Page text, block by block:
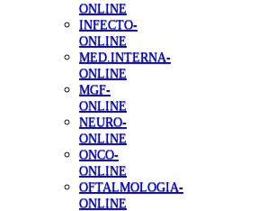
ONLINE
INFECTO-
ONLINE
MED.INTERNA-
ONLINE
MGF-
ONLINE
NEURO-
ONLINE
ONCO-
ONLINE
OFTALMOLOGIA-
ONLINE